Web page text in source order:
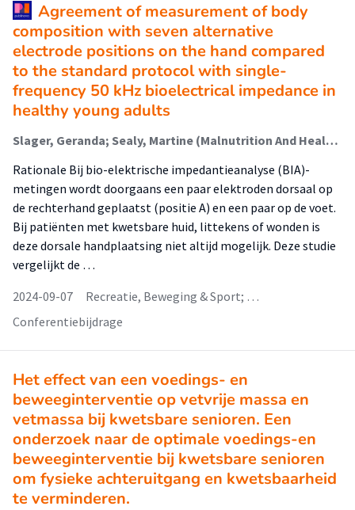
Agreement of measurement of body
composition with seven alternative
electrode positions on the hand compared
to the standard protocol with single-
frequency 50 kHz bioelectrical impedance in
healthy young adults
Slager, Geranda; Sealy, Martine (Malnutrition And Healthy Ageing); Borkhuis, Thirza; Hoeksema, Susan
Rationale Bij bio-elektrische impedantieanalyse (BIA)-
metingen wordt doorgaans een paar elektroden dorsaal op
de rechterhand geplaatst (positie A) en een paar op de voet.
Bij patiënten met kwetsbare huid, littekens of wonden is
deze dorsale handplaatsing niet altijd mogelijk. Deze studie
vergelijkt de …
2024-09-07
Recreatie, Beweging & Sport; …
Conferentiebijdrage
Het effect van een voedings- en
beweeginterventie op vetvrije massa en
vetmassa bij kwetsbare senioren. Een
onderzoek naar de optimale voedings-en
beweeginterventie bij kwetsbare senioren
om fysieke achteruitgang en kwetsbaarheid
te verminderen.